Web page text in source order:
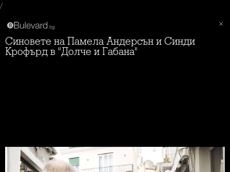
/
Синовете на Памела Андерсън и Синди
Крофърд в "Долче и Габана"